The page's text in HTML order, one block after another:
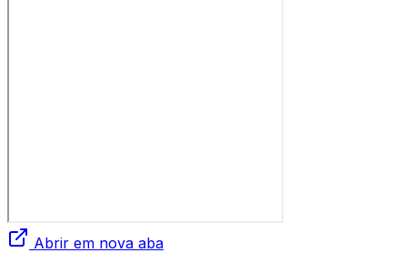
Abrir em nova aba